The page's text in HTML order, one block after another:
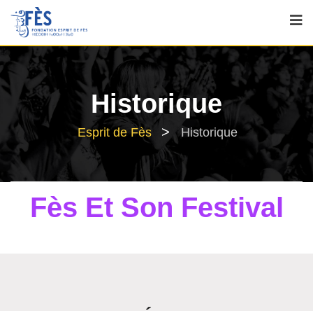
Historique
Esprit de Fès > Historique
Fès Et Son Festival